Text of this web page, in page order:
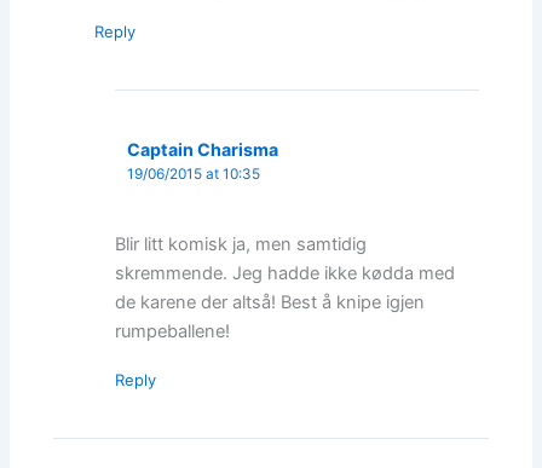
Reply
Captain Charisma
19/06/2015 at 10:35
Blir litt komisk ja, men samtidig
skremmende. Jeg hadde ikke kødda med
de karene der altså! Best å knipe igjen
rumpeballene!
Reply